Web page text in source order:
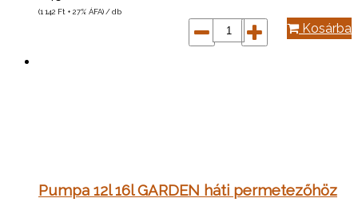
(1 142 Ft + 27% ÁFA) / db
Kosárba
Pumpa 12l 16l GARDEN háti permetezőhöz